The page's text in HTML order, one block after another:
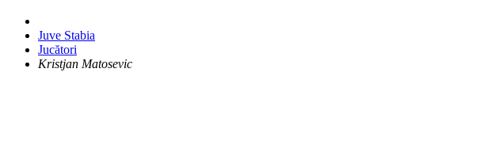
Juve Stabia
Jucători
Kristjan Matosevic